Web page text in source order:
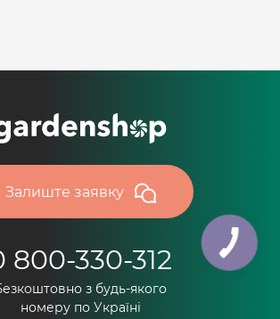
Залиште заявку
800-330-312
з будь-якого
номеру по Україні